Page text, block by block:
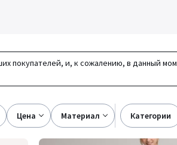
покупателей, и, к сожалению, в данный
цена материал категории